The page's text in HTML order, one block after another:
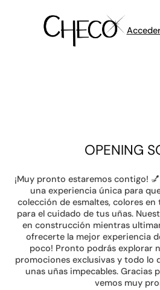
OPENING
¡Muy pronto estaremos contigo!
una experiencia única para
colección de esmaltes, colores
para el cuidado de tus uñas.
en construcción mientras
ofrecerte la mejor experiencia
poco! Pronto podrás explorar
promociones exclusivas y todo lo
unas uñas impecables. Gracias
vemos muy